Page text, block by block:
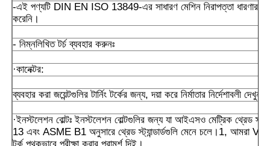
-এই পণ্যটি DIN EN ISO 13849-এর সাধারণ মেশিন নিরাপত্তা ধারণার
করেনি।
- নিম্নলিখিত টর্চ ব্যবহার করুনঃ
·কানেক্টর:
ব্যবহার করা জয়েন্টগুলির টার্নিং টর্কের জন্য, দয়া করে নির্মাতার নির্দেশাবলী দেখুন।
·ইনস্টলেশন বোল্টঃ ইনস্টলেশন বোল্টগুলির জন্য যা আইএসও মেট্রিক থ্রেড
13 এবং ASME B1 অনুসারে থ্রেড স্ট্যান্ডার্ডগুলি মেনে চলে।1, আমরা VDI
টর্ক পৃথকভাবে পরীক্ষা করার পরামর্শ দিই।